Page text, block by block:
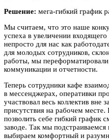
Решение: мега-гибкий график
Мы считаем, что это наше
успеха в увеличении
непросто для нас как
для молодых сотрудников,
работы, мы
коммуникации и отчетности.
Теперь сотрудники кафе
в мессенджерах, оперативки
участвовал весь коллектив вне
присутствия на рабочем
позволить себе гибкий график
заводе. Так мы
выбираем комфортный и